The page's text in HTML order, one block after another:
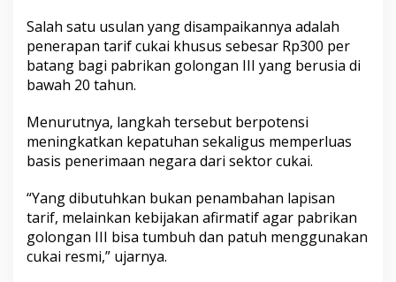
Salah satu usulan yang disampaikannya adalah
penerapan tarif cukai khusus sebesar Rp300 per
batang bagi pabrikan golongan III yang berusia di
bawah 20 tahun.
Menurutnya, langkah tersebut berpotensi
meningkatkan kepatuhan sekaligus memperluas
basis penerimaan negara dari sektor cukai.
“Yang dibutuhkan bukan penambahan lapisan
tarif, melainkan kebijakan afirmatif agar pabrikan
golongan III bisa tumbuh dan patuh menggunakan
cukai resmi,” ujarnya.